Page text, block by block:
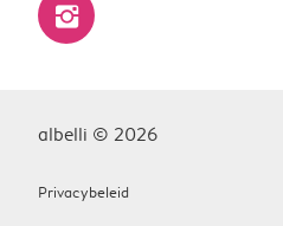
instagram
albelli © 2026
Privacybeleid